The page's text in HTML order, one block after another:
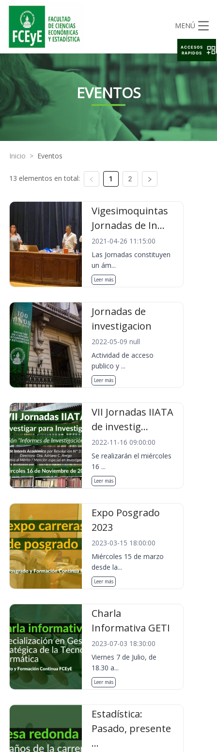
MENÚ
EVENTOS
Inicio > Eventos
13 elementos en total: 1 2
Vigesimoquintas
Jornadas de In...
2021-04-26 11:15:00
Las Jornadas constituyen
un ám...
Leer más
Jornadas de
investigacion
2022-05-09 null
Actividad de acceso
publico y ...
Leer más
VII Jornadas IIATA
de investig...
2022-11-16 09:00:00
Se realizarán el miércoles
16 ...
Leer más
Expo Posgrado
2023
2023-03-15 18:00:00
Miércoles 15 de marzo
desde la...
Leer más
Charla
Informativa GETI
2023-07-03 18:30:00
Viernes 7 de Julio, de
18.30 a...
Leer más
Estadística:
Pasado, presente
...
ACCESOS
RAPIDOS